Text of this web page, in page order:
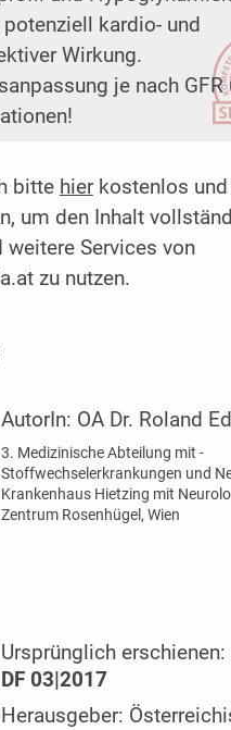
kardio- und
Wirkung.
je nach GFR
bitte hierkostenlos und
um den Inhalt
weitere Services von
zu nutzen.
AutorIn: OA Dr. Roland
3. Medizinische Abteilung mit ­
Stoffwechselerkrankungen und
Krankenhaus Hietzing mit
Zentrum Rosenhügel, Wien
Ursprünglich erschienen:
DF 03|2017
Herausgeber: